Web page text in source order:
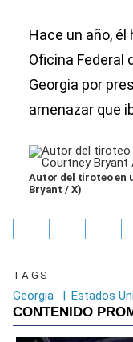
Hace un año,
Oficina Federal
Georgia por
amenazar que
Autor del tiroteo en
Bryant / X)
TAGS
Georgia | Estados